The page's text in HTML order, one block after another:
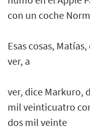
con un coche
Esas cosas,
ver, a
ver, dice Markuro,
mil veinticuatro
dos mil veinte